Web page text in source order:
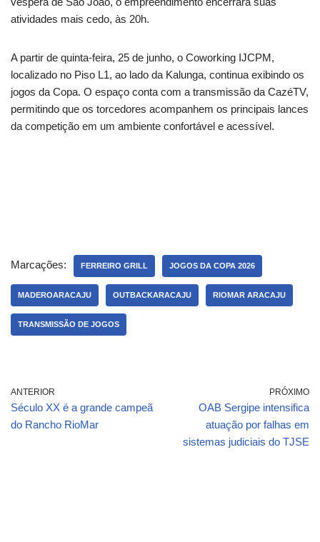
atividades mais cedo, às 20h.
A partir de quinta-feira, 25 de junho, o Coworking IJCPM,
localizado no Piso L1, ao lado da Kalunga, continua exibindo os
jogos da Copa. O espaço conta com a transmissão da CazéTV,
permitindo que os torcedores acompanhem os principais lances
da competição em um ambiente confortável e acessível.
Marcações: FERREIRO GRILL JOGOS DA COPA 2026
MADEROARACAJU OUTBACKARACAJU RIOMAR ARACAJU
TRANSMISSÃO DE JOGOS
ANTERIOR
Século XX é a grande campeã
do Rancho RioMar
PRÓXIMO
OAB Sergipe intensifica
atuação por falhas em
sistemas judiciais do TJSE